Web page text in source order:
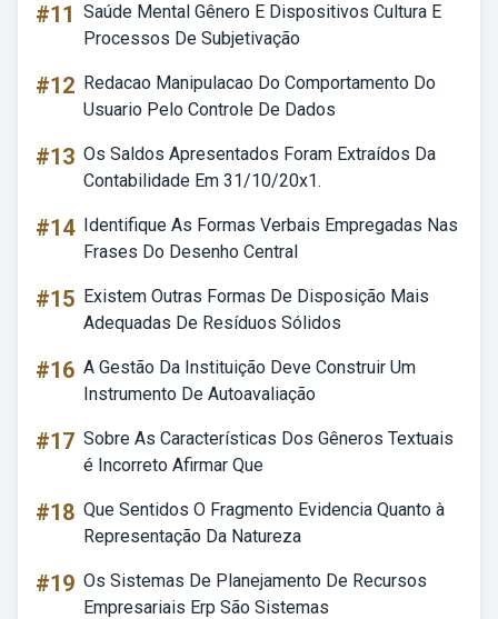
#11 Saúde Mental Gênero E Dispositivos Cultura E
Processos De Subjetivação
#12 Redacao Manipulacao Do Comportamento Do
Usuario Pelo Controle De Dados
#13 Os Saldos Apresentados Foram Extraídos Da
Contabilidade Em 31/10/20x1.
#14 Identifique As Formas Verbais Empregadas Nas
Frases Do Desenho Central
#15 Existem Outras Formas De Disposição Mais
Adequadas De Resíduos Sólidos
#16 A Gestão Da Instituição Deve Construir Um
Instrumento De Autoavaliação
#17 Sobre As Características Dos Gêneros Textuais
é Incorreto Afirmar Que
#18 Que Sentidos O Fragmento Evidencia Quanto à
Representação Da Natureza
#19 Os Sistemas De Planejamento De Recursos
Empresariais Erp São Sistemas